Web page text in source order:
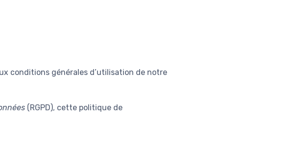
conditions générales d’utilisation de notre
(RGPD), cette politique de